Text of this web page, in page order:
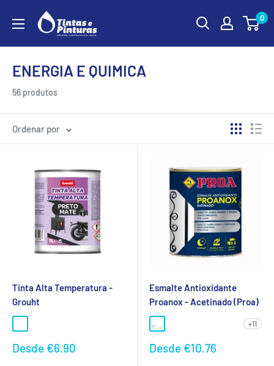
para
0
ENERGIA E QUIMICA
56 produtos
Ordenar por
Tinta Alta Temperatura -
Grouht
Preço
Desde €6.90
Esmalte Antioxidante
Proanox - Acetinado (Proa)
+11
Preço
Desde €10.76